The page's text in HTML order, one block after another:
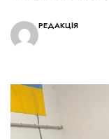
РЕДАКЦІЯ